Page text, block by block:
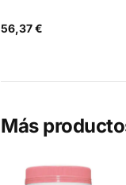
56,37 €
Más